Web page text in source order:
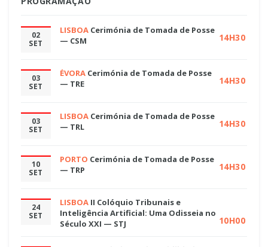
02
SET
LISBOA Cerimónia de Tomada de Posse
— CSM
14H30
03
SET
ÉVORA Cerimónia de Tomada de Posse
— TRE
14H30
03
SET
LISBOA Cerimónia de Tomada de Posse
— TRL
14H30
10
SET
PORTO Cerimónia de Tomada de Posse
— TRP
14H30
24
SET
LISBOA II Colóquio Tribunais e
Inteligência Artificial: Uma Odisseia no
Século XXI — STJ
10H00